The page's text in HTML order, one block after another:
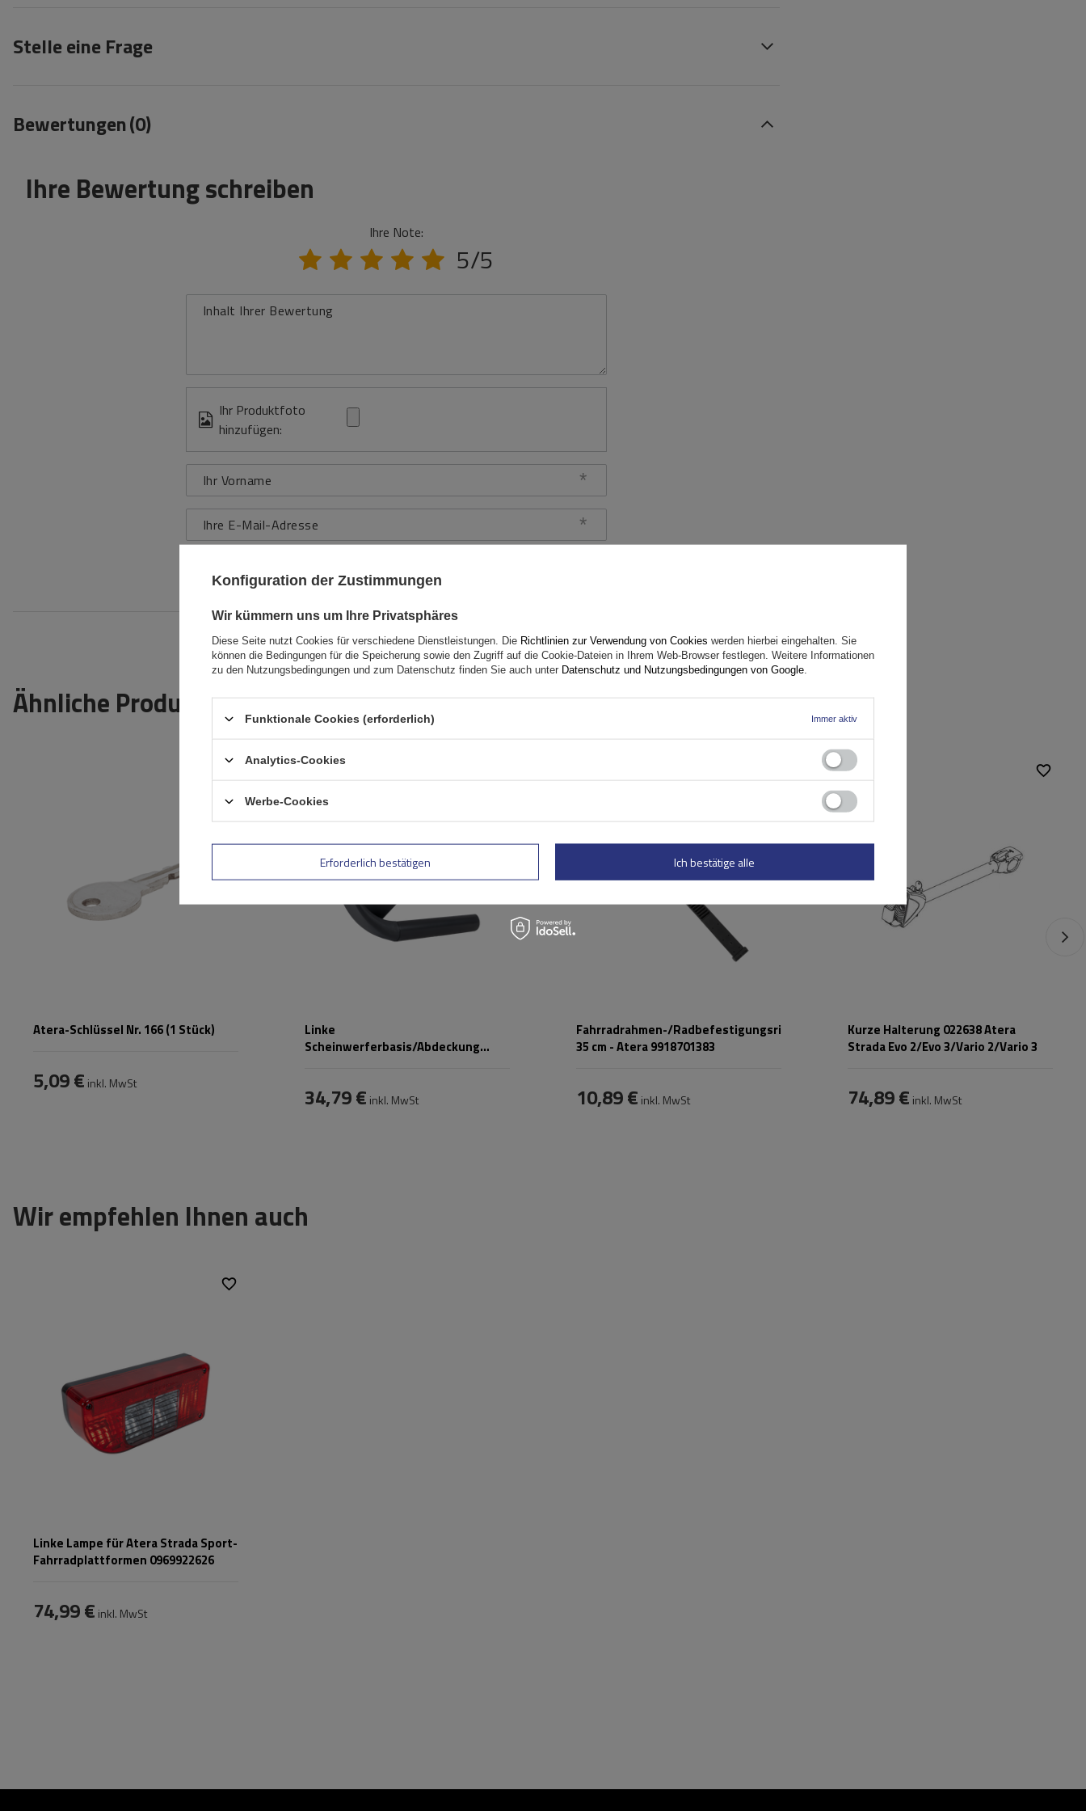
Stelle eine Frage
Bewertungen(0)
Ihre Bewertung schreiben
Ihre Note:
5/5
Inhalt Ihrer Bewertung
Ihr Produktfoto
hinzufügen:
Ihr Vorname
Ihre E-Mail-Adresse
Ähnliche Produkte
Atera-Schlüssel Nr. 166 (1 Stück)
5,09 € inkl. MwSt
Linke
Scheinwerferbasis/Abdeckung
34,79 € inkl. MwSt
Fahrradrahmen-/Radbefestigungsriemen
35 cm - Atera 9918701383
10,89 € inkl. MwSt
Kurze Halterung 022638 Atera
Strada Evo 2/Evo 3/Vario 2/Vario 3
74,89 € inkl. MwSt
Wir empfehlen Ihnen auch
Linke Lampe für Atera Strada Sport-
Fahrradplattformen 0969922626
74,99 € inkl. MwSt
Konfiguration der Zustimmungen
Wir kümmern uns um Ihre Privatsphäres
Diese Seite nutzt Cookies für verschiedene Dienstleistungen. Die Richtlinien zur Verwendung von Cookies werden hierbei eingehalten. Sie
können die Bedingungen für die Speicherung sowie den Zugriff auf die Cookie-Dateien in Ihrem Web-Browser festlegen. Weitere Informationen
zu den Nutzungsbedingungen und zum Datenschutz finden Sie auch unter Datenschutz und Nutzungsbedingungen von Google
Funktionale Cookies (erforderlich) Immer aktiv
Analytics-Cookies
Werbe-Cookies
Erforderlich bestätigen Ich bestätige alle